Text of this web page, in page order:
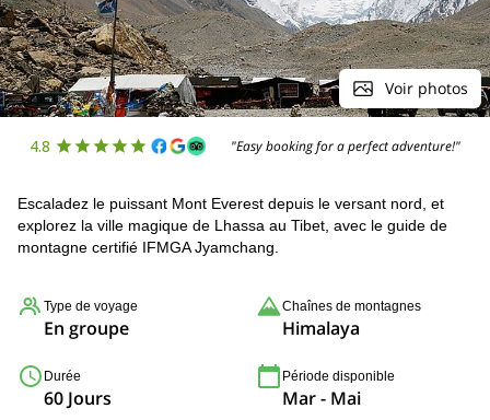
Voir photos
4.8 "Easy booking for a perfect adventure!"
Escaladez le puissant Mont Everest depuis le versant nord, et
explorez la ville magique de Lhassa au Tibet, avec le guide de
montagne certifié IFMGA Jyamchang.
Type de voyage
En groupe
Chaînes de montagnes
Himalaya
Durée
60 Jours
Période disponible
Mar - Mai